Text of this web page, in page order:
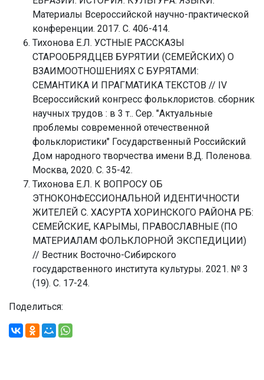
Материалы Всероссийской научно-практической
конференции. 2017. С. 406-414.
Тихонова Е.Л. УСТНЫЕ РАССКАЗЫ
СТАРООБРЯДЦЕВ БУРЯТИИ (СЕМЕЙСКИХ) О
ВЗАИМООТНОШЕНИЯХ С БУРЯТАМИ:
СЕМАНТИКА И ПРАГМАТИКА ТЕКСТОВ // IV
Всероссийский конгресс фольклористов. сборник
научных трудов : в 3 т.. Сер. "Актуальные
проблемы современной отечественной
фольклористики" Государственный Российский
Дом народного творчества имени В.Д. Поленова.
Москва, 2020. С. 35-42.
Тихонова Е.Л. К ВОПРОСУ ОБ
ЭТНОКОНФЕССИОНАЛЬНОЙ ИДЕНТИЧНОСТИ
ЖИТЕЛЕЙ С. ХАСУРТА ХОРИНСКОГО РАЙОНА РБ:
СЕМЕЙСКИЕ, КАРЫМЫ, ПРАВОСЛАВНЫЕ (ПО
МАТЕРИАЛАМ ФОЛЬКЛОРНОЙ ЭКСПЕДИЦИИ)
// Вестник Восточно-Сибирского
государственного института культуры. 2021. № 3
(19). С. 17-24.
Поделиться: